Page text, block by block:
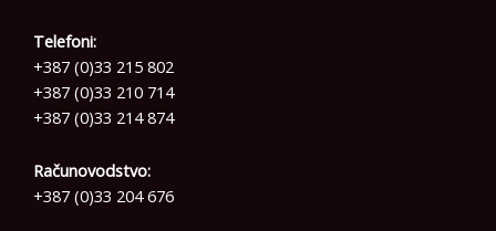
Telefoni:
+387 (0)33 215 802
+387 (0)33 210 714
+387 (0)33 214 874
Računovodstvo:
+387 (0)33 204 676